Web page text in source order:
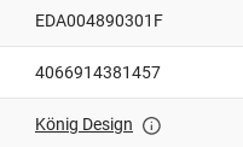
EDA004890301F
4066914381457
König Design